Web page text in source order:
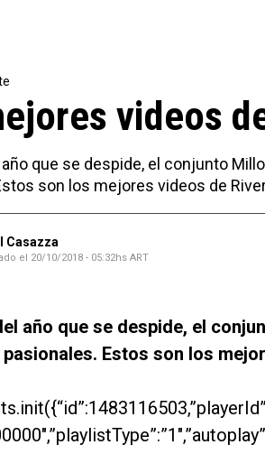
videos
año que se despide, el conjunto
son los mejores videos de
Casazza
el 20/10/2018 - 05:32hs ART
año que se despide, el
Estos son los